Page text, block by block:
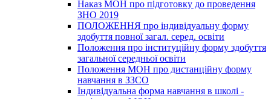
Наказ МОН про підготовку до проведення
ЗНО 2019
ПОЛОЖЕННЯ про індивідуальну форму
здобуття повної загал. серед. освіти
Положення про інституційну форму здобуття
загальної середньої освіти
Положення МОН про дистанційну форму
навчання в ЗЗСО
Індивідуальна форма навчання в школі -